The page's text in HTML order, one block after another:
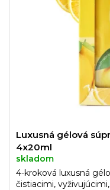
Luxusná gélová
4x20ml
skladom
4-kroková luxusná
čistiacimi,